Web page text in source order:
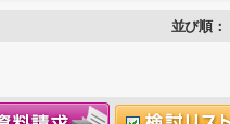
並び順：